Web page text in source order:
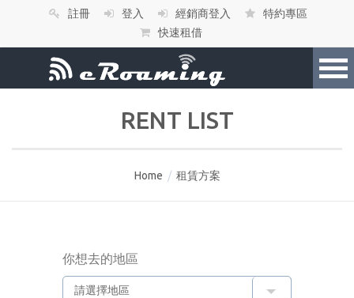
註冊 登入 經銷商登入
特約專區
快速租借
RENT LIST
Home / 租賃方案
你想去的地區